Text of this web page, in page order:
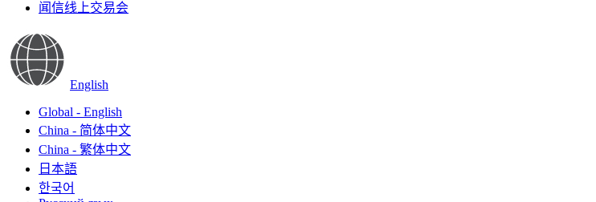
闻信线上交易会
English
Global - English
China - 简体中文
China - 繁体中文
日本語
한국어